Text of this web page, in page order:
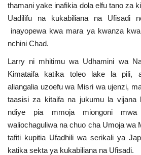
Harakati ya Nasser kwa Vijana
Kanuni na Masharti ya Udhamini
Nasser
Udhamini wa Nasser
Nyaraka na Marejeleo
Waanzilishi
Raia wa ulimwengu mzima
thamani yake inafikia dola elfu tano za
Uadilifu na kukabiliana na Ufisadi
inayopewa kwa mara ya kwanza
nchini Chad.
Larry ni mhitimu wa Udhamini wa
Kimataifa katika toleo lake la pili,
aliangalia uzoefu wa Misri wa ujenzi,
taasisi za kitaifa na jukumu la vijana
ndiye pia mmoja miongoni
waliochaguliwa na chuo cha Umoja wa
tafiti kupitia Ufadhili wa serikali ya
katika sekta ya kukabiliana na Ufisadi.